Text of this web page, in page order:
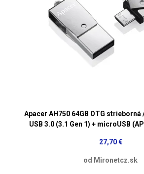
Apacer AH750 64GB OTG strieborná
USB 3.0 (3.1 Gen 1) + microUSB
27,70 €
od Mironetcz.sk